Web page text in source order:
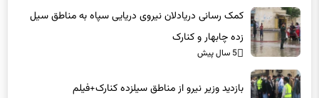
کمک رسانی دریادلان نیروی دریایی سپاه به مناطق سیل
زده چابهار و کنارک
5 سال پیش
بازدید وزیر نیرو از مناطق سیلزده کنارک+فیلم